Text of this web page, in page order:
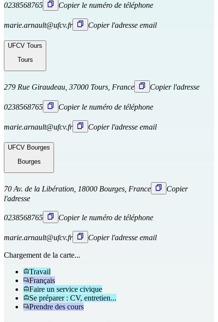
0238568765 Copier le numéro de téléphone
marie.arnault@ufcv.fr Copier l'adresse email
UFCV Tours
Tours
279 Rue Giraudeau, 37000 Tours, France Copier l'adresse
0238568765 Copier le numéro de téléphone
marie.arnault@ufcv.fr Copier l'adresse email
UFCV Bourges
Bourges
70 Av. de la Libération, 18000 Bourges, France
Copier
l'adresse
0238568765 Copier le numéro de téléphone
marie.arnault@ufcv.fr Copier l'adresse email
Chargement de la carte...
Travail
Français
Faire un service civique
Se préparer : CV, entretien...
Prendre des cours